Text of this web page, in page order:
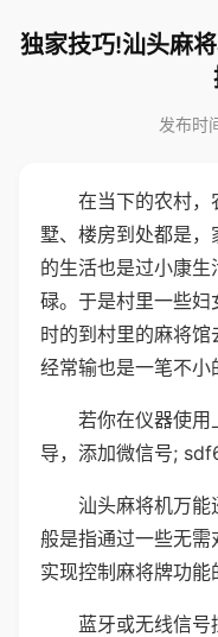
独家技巧!汕头麻
发布时
在当下的农村，
墅、楼房到处都是，
的生活也是过小康
碌。于是村里一些
时的到村里的麻将
经常输也是一笔不小
若你在仪器使用
导，添加微信号;
汕头麻将机万
般是指通过一些无
实现控制麻将牌功能
蓝牙或无线信